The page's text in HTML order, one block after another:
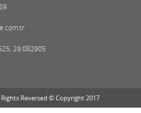
29.082905
Reversed © Copyright 2017